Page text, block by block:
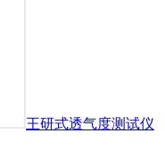
王研式透气度测试仪